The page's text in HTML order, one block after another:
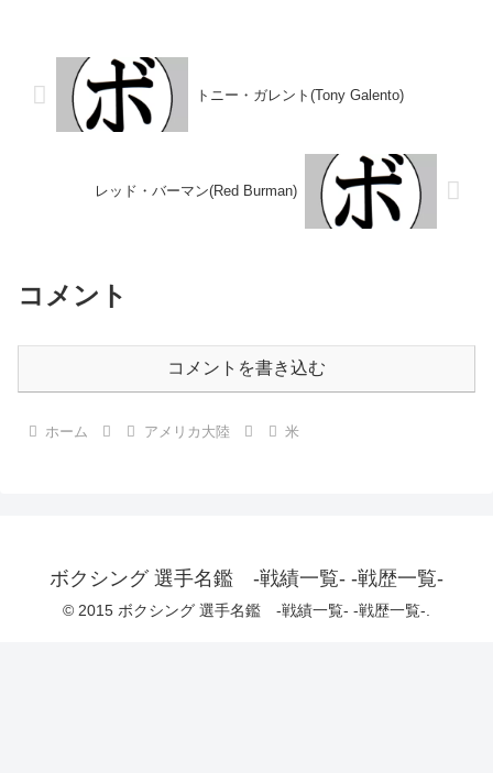
IBA世界ライトフライ級王座第
トニー・ガレント(Tony Galento)
レッド・バーマン(Red Burman)
コメント
コメントを書き込む
ホーム アメリカ大陸 米
ボクシング 選手名鑑 -戦績一覧- -戦歴一覧-
© 2015 ボクシング 選手名鑑 -戦績一覧- -戦歴一覧-.